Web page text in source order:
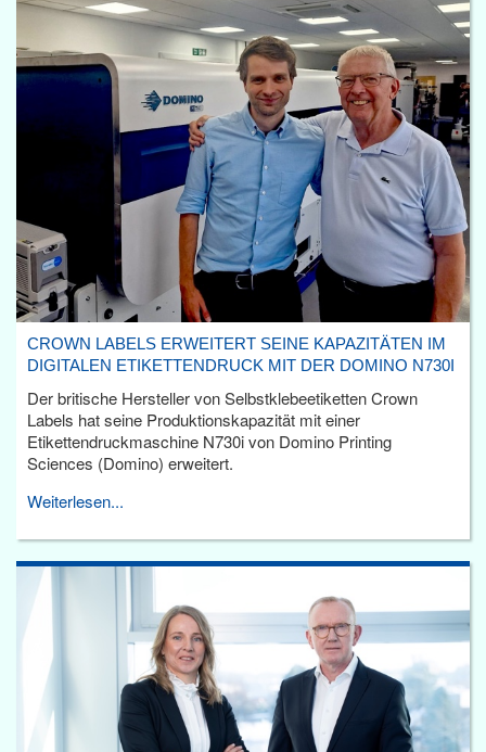
CROWN LABELS ERWEITERT SEINE KAPAZITÄTEN IM
DIGITALEN ETIKETTENDRUCK MIT DER DOMINO N730I
Der britische Hersteller von Selbstklebeetiketten Crown
Labels hat seine Produktionskapazität mit einer
Etikettendruckmaschine N730i von Domino Printing
Sciences (Domino) erweitert.
Weiterlesen...